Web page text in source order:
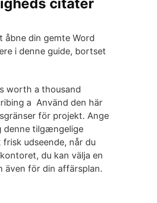
citater
åbne din gemte Word
i denne guide, bortset
worth a thousand
a Använd den här
för projekt. Ange
denne tilgængelige
udseende, når du
du kan välja en
även för din affärsplan.